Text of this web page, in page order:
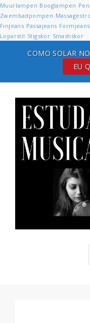
Muurlampen Booglampen
Zwembadpompen
Finjeans Passajeans Formjeans
Loparstil Stigskor Smashskor
EU